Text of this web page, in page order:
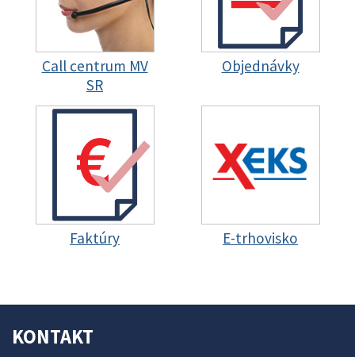
Call centrum MV
SR
Objednávky
Faktúry E-trhovisko
KONTAKT